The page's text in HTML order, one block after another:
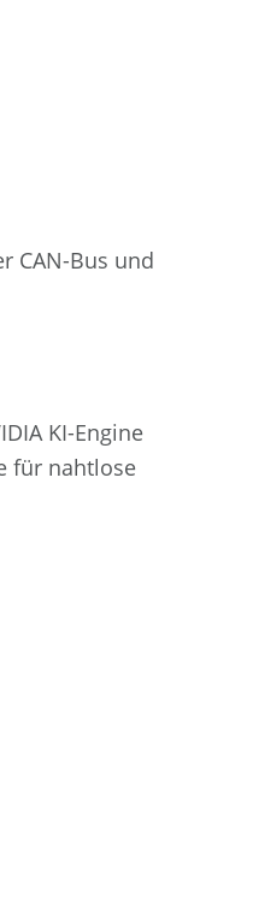
CAN-Bus und
KI-Engine
für nahtlose